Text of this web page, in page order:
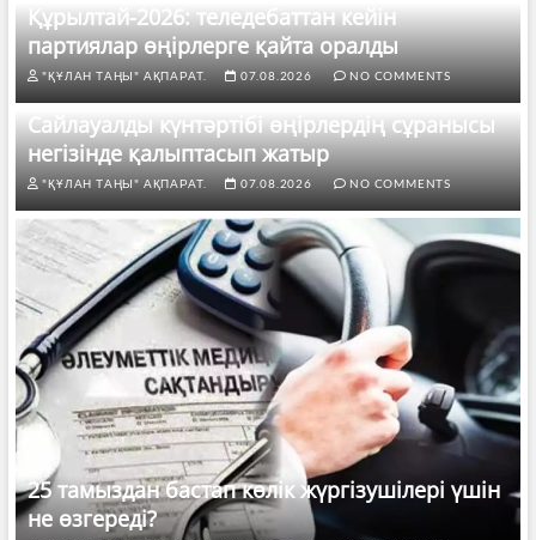
Құрылтай-2026: теледебаттан кейін
партиялар өңірлерге қайта оралды
"ҚҰЛАН ТАҢЫ" АҚПАРАТ. 07.08.2026 NO COMMENTS
Сайлауалды күнтәртібі өңірлердің сұранысы
негізінде қалыптасып жатыр
"ҚҰЛАН ТАҢЫ" АҚПАРАТ. 07.08.2026 NO COMMENTS
25 тамыздан бастап көлік жүргізушілері үшін
не өзгереді?